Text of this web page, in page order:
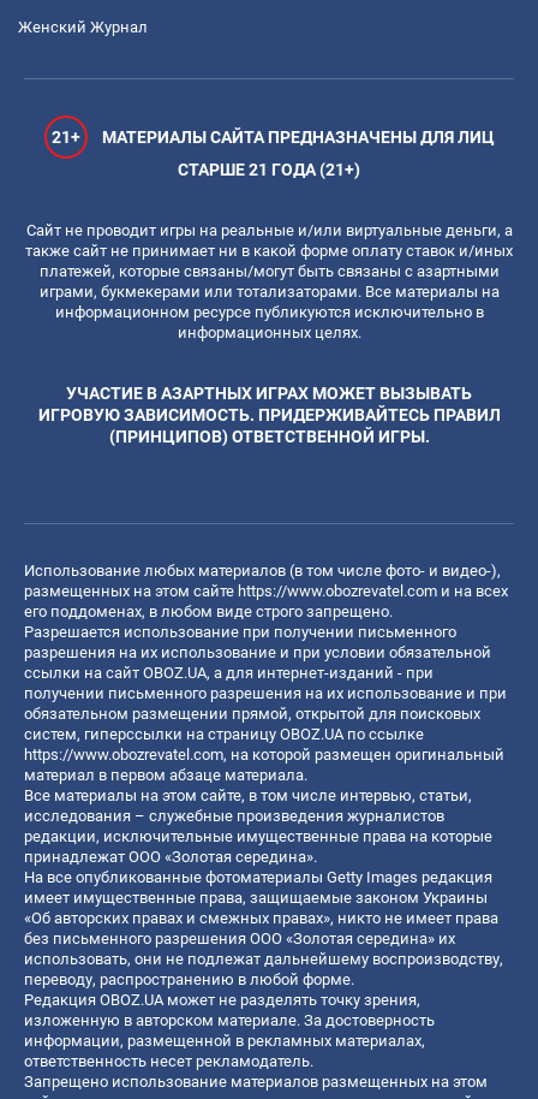
Женский Журнал
21+
МАТЕРИАЛЫ САЙТА ПРЕДНАЗНАЧЕНЫ ДЛЯ ЛИЦ
СТАРШЕ 21 ГОДА (21+)
Сайт не проводит игры на реальные и/или виртуальные деньги, а
также сайт не принимает ни в какой форме оплату ставок и/иных
платежей, которые связаны/могут быть связаны с азартными
играми, букмекерами или тотализаторами. Все материалы на
информационном ресурсе публикуются исключительно в
информационных целях.
УЧАСТИЕ В АЗАРТНЫХ ИГРАХ МОЖЕТ ВЫЗЫВАТЬ
ИГРОВУЮ ЗАВИСИМОСТЬ. ПРИДЕРЖИВАЙТЕСЬ ПРАВИЛ
(ПРИНЦИПОВ) ОТВЕТСТВЕННОЙ ИГРЫ.
Использование любых материалов (в том числе фото- и видео-),
размещенных на этом сайте https://www.obozrevatel.com и на всех
его поддоменах, в любом виде строго запрещено.
Разрешается использование при получении письменного
разрешения на их использование и при условии обязательной
ссылки на сайт OBOZ.UA, а для интернет-изданий - при
получении письменного разрешения на их использование и при
обязательном размещении прямой, открытой для поисковых
систем, гиперссылки на страницу OBOZ.UA по ссылке
https://www.obozrevatel.com, на которой размещен оригинальный
материал в первом абзаце материала.
Все материалы на этом сайте, в том числе интервью, статьи,
исследования – служебные произведения журналистов
редакции, исключительные имущественные права на которые
принадлежат ООО «Золотая середина».
На все опубликованные фотоматериалы Getty Images редакция
имеет имущественные права, защищаемые законом Украины
«Об авторских правах и смежных правах», никто не имеет права
без письменного разрешения ООО «Золотая середина» их
использовать, они не подлежат дальнейшему воспроизводству,
переводу, распространению в любой форме.
Редакция OBOZ.UA может не разделять точку зрения,
изложенную в авторском материале. За достоверность
информации, размещенной в рекламных материалах,
ответственность несет рекламодатель.
Запрещено использование материалов размещенных на этом